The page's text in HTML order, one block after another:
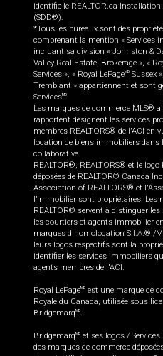
identifie le REALTOR.ca
(SDD®).
*Tous les bureaux sont des
comprenant la mention « Services
incluant sa division « Johnston &
Valley Real Estate, Brokerage », «
Services », « Royal LePageMD Sussex
Tremblant » appartiennent et sont
ServicesMD
Les marques de commerce MLS®
rapportent désignent les services
membres REALTORS® de l'ACI en
location de biens immobiliers dans
collaborative.
REALTOR®, REALTORS® et le
déposées de REALTOR® Canada
Association of REALTORS® et
l’immobilier sont propriétaires. Les
REALTOR® servent à distinguer
les courtiers et agents immobilier
marques d'homologation S.I.A.® /
leurs logos respectifs sont la
identifier les services immobiliers
agents membres de l'ACI.
Royal LePageMD est une marque de
Royale du Canada, utilisée sous
BridgemarqMD
BridgemarqMD et ses logos /
des marques de commerce